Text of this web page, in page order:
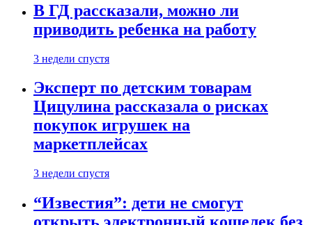
В ГД рассказали, можно ли
приводить ребенка на работу
3 недели спустя
Эксперт по детским товарам
Цицулина рассказала о рисках
покупок игрушек на
маркетплейсах
3 недели спустя
“Известия”: дети не смогут